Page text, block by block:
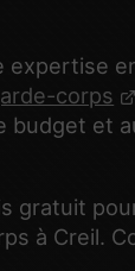
expertise
corps
budget et
gratuit
à Creil.